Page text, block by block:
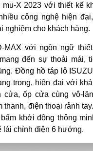
mu-X 2023 với thiết kế
công nghệ hiện
nghiệm cho khách hàng.
MAX với ngôn ngữ thiết
đến sự thoải mái,
Đồng hồ táp lô
trọng, hiện đại với
cửa, ốp cửa cùng vô-
thanh, điện thoại rảnh
khởi động thông
lái chỉnh điện 6 hướng.